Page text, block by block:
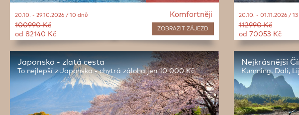
Komfortněji
ZOBRAZIT ZÁJEZD
20.10. - 29.10.2026 / 10 dnů
100990 Kč
od 82140 Kč
20.10. - 01.11.2026 /
112990 Kč
od 70053 Kč
Japonsko - zlatá cesta
To nejlepší z Japonska - chytrá záloha jen 10 000 Kč
Nejkrásnější
Kunming, Dali,